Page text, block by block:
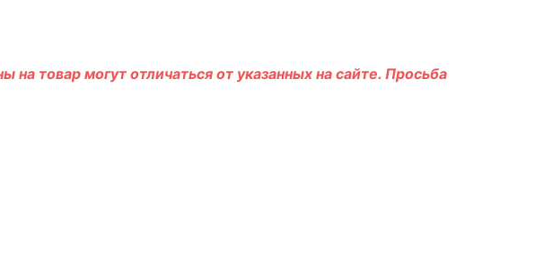
товар могут отличаться от указанных на сайте. Просьба